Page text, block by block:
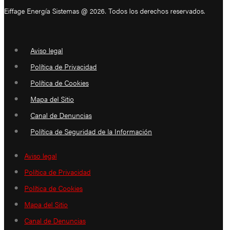
Eiffage Energía Sistemas @ 2026. Todos los derechos reservados.
Aviso legal
Política de Privacidad
Política de Cookies
Mapa del Sitio
Canal de Denuncias
Política de Seguridad de la Información
Aviso legal
Política de Privacidad
Política de Cookies
Mapa del Sitio
Canal de Denuncias